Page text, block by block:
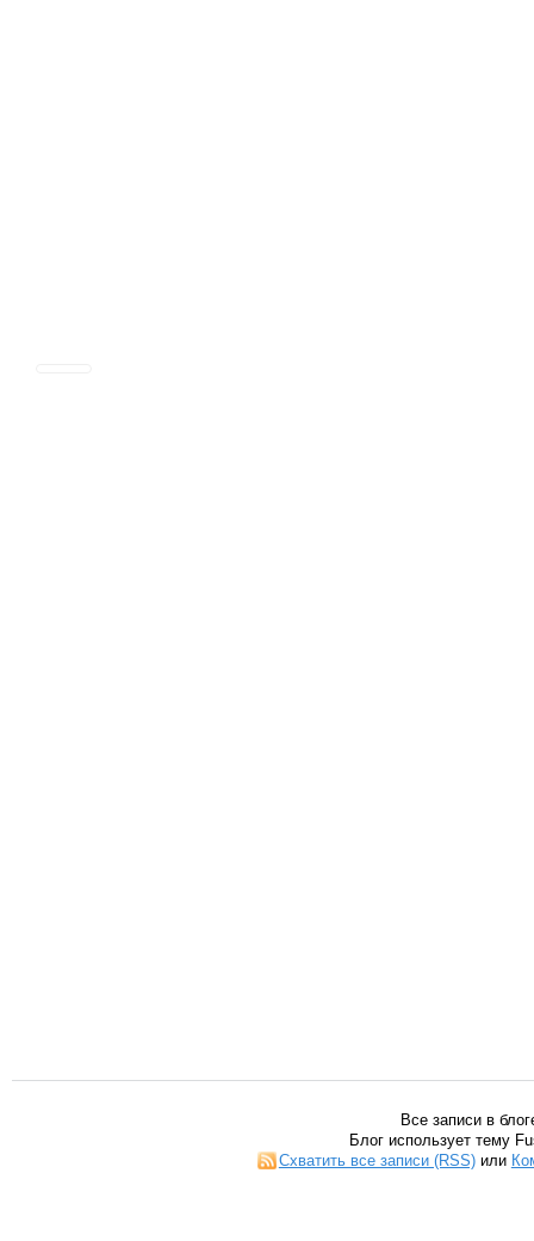
Все записи в
Блог использует тему
Схватить все записи (RSS)или